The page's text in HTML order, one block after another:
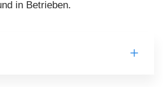
in Betrieben.